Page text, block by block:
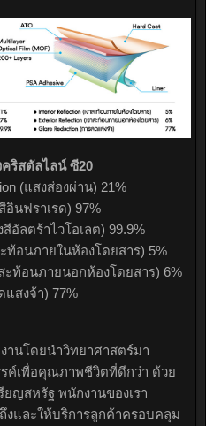
ริสตัลไลน์ ซี20
(แสงส่องผ่าน) 21%
อินฟราเรด) 97%
อัลตร้าไวโอเลต) 99.9%
ะท้อนภายในห้องโดยสาร) 5%
สะท้อนภายนอกห้องโดยสาร) 6%
แสงจ้า) 77%
านโดยนำวิทยาศาสตร์มา
รค์เพื่อคุณภาพชีวิตที่ดีกว่า ด้วย
ยญสหรัฐ พนักงานของเรา
งและให้บริการลูกค้าครอบคลุม